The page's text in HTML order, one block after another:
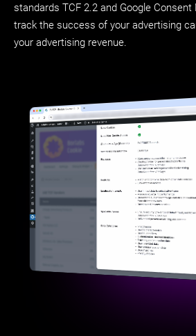
standards TCF 2.2 and Google
track the success of your advertising
your advertising revenue.